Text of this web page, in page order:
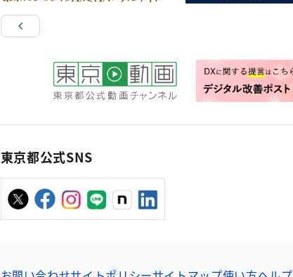
東京都公式SNS